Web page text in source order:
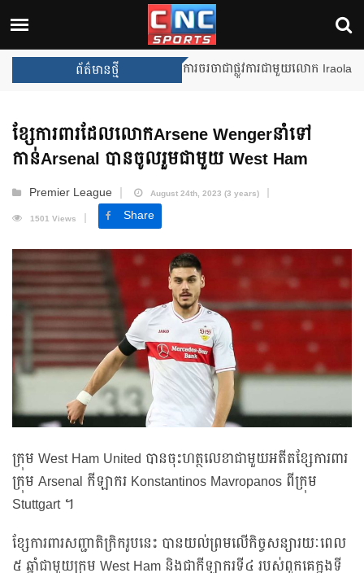
ព័ត៌មានថ្មី Unai Emery សន្យាថានឹងឈ្នះពាន
ខ្សែការពារដែលលោកArsene Wengerនាំទៅ
កាន់Arsenal បានចូលរួមជាមួយ West Ham
Premier League
August 24th, 2023 (3 years)
1501 Views
Share
ក្រុម West Ham United បានចុះហត្ថលេខាជាមួយអតីតខ្សែការពារ
ក្រុម Arsenal កីឡាករ Konstantinos Mavropanos ពីក្រុម
Stuttgart ។
ខ្សែការពារសញ្ជាតិក្រិករូបនេះ បានយល់ព្រមលើកិច្ចសន្យារយៈពេល
៥ ឆ្នាំជាមួយក្រុម West Ham និងជាកីឡាករទី៤ របស់ពួកគេក្នុងទី